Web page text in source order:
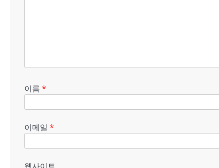
이름 *
이메일 *